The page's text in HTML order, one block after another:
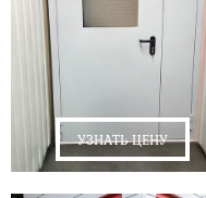
УЗНАТЬ ЦЕНУ